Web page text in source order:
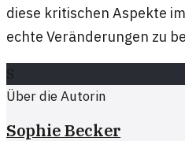
diese kritischen Aspekte
echte Veränderungen zu
S
Über die Autorin
Sophie Becker